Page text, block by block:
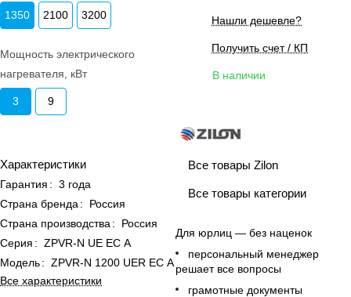
1350 2100 3200
Мощность электрического
нагревателя, кВт
3 9
Характеристики
Гарантия : 3 года
Страна бренда :
Россия
Страна производства :
Россия
Серия : ZPVR-N UE ЕС A
Модель: ZPVR-N 1200 UER ЕС A
Все характеристики
Нашли дешевле?
Получить счет / КП
В наличии
Все товары Zilon
Все товары категории
Для юрлиц — без наценок
персональный менеджер
решает все вопросы
грамотные документы